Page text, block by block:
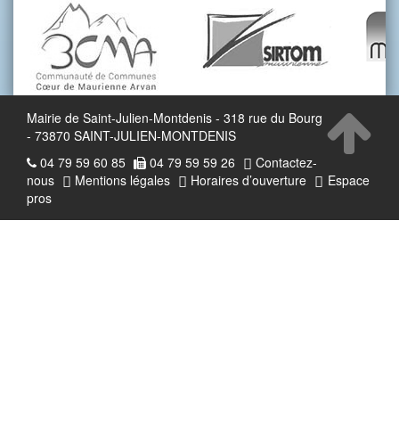
Mairie de Saint-Julien-Montdenis - 318 rue du Bourg
- 73870 SAINT-JULIEN-MONTDENIS
04 79 59 60 85
04 79 59 59 26
Contactez-
nous
Mentions légales Horaires d’ouverture
Espace
pros